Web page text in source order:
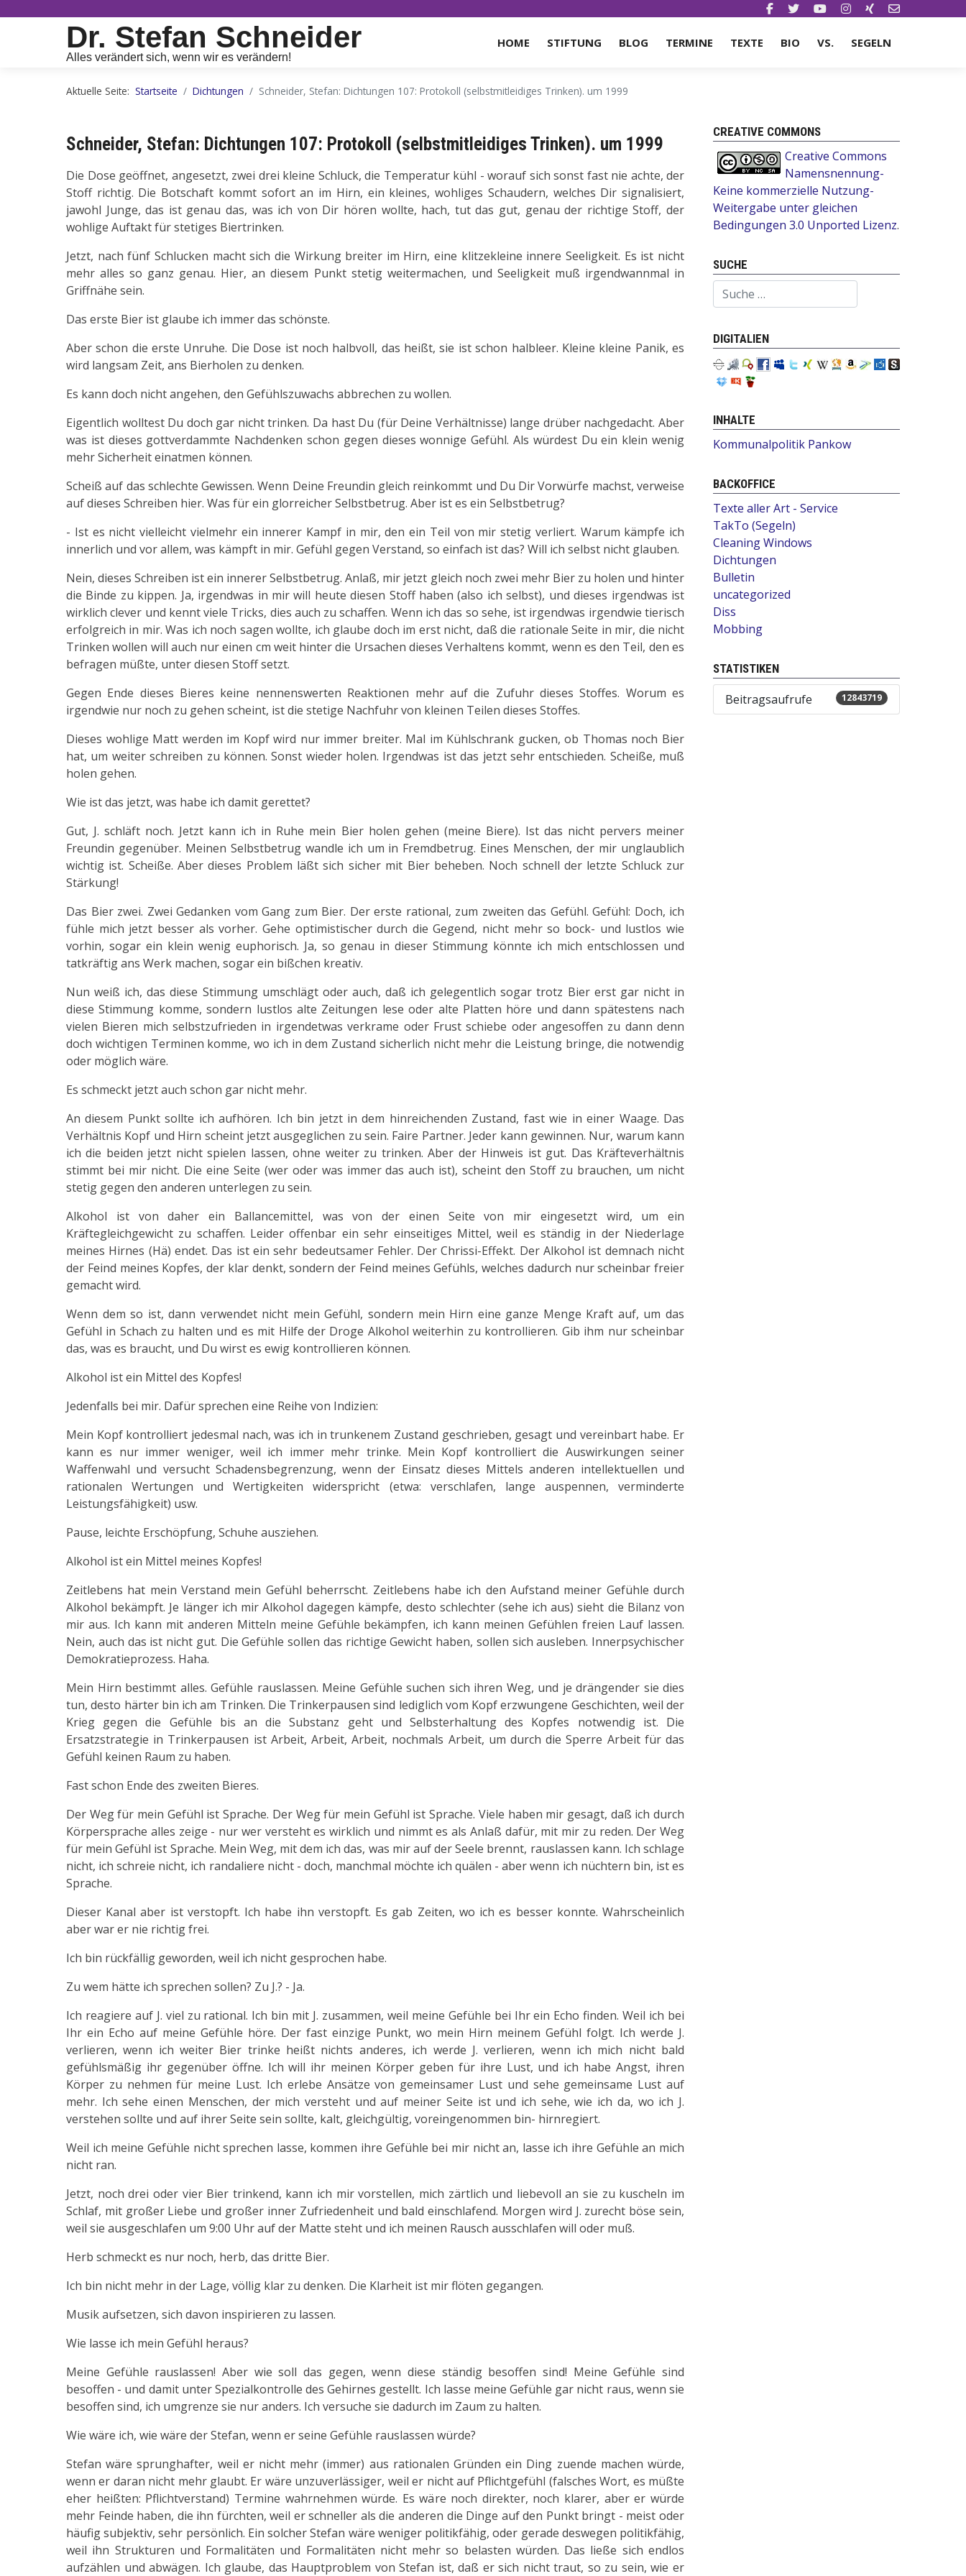
Dr. Stefan Schneider
Alles verändert sich, wenn wir es verändern!
HOME STIFTUNG BLOG TERMINE TEXTE BIO VS. SEGELN
Aktuelle Seite: Startseite Dichtungen Schneider, Stefan: Dichtungen 107: Protokoll (selbstmitleidiges Trinken). um 1999
Schneider, Stefan: Dichtungen 107: Protokoll (selbstmitleidiges Trinken). um 1999
Die Dose geöffnet, angesetzt, zwei drei kleine Schluck, die Temperatur kühl - worauf sich sonst fast nie achte, der
Stoff richtig. Die Botschaft kommt sofort an im Hirn, ein kleines, wohliges Schaudern, welches Dir signalisiert,
jawohl Junge, das ist genau das, was ich von Dir hören wollte, hach, tut das gut, genau der richtige Stoff, der
wohlige Auftakt für stetiges Biertrinken.
Jetzt, nach fünf Schlucken macht sich die Wirkung breiter im Hirn, eine klitzekleine innere Seeligkeit. Es ist nicht
mehr alles so ganz genau. Hier, an diesem Punkt stetig weitermachen, und Seeligkeit muß irgendwannmal in
Griffnähe sein.
Das erste Bier ist glaube ich immer das schönste.
Aber schon die erste Unruhe. Die Dose ist noch halbvoll, das heißt, sie ist schon halbleer. Kleine kleine Panik, es
wird langsam Zeit, ans Bierholen zu denken.
Es kann doch nicht angehen, den Gefühlszuwachs abbrechen zu wollen.
Eigentlich wolltest Du doch gar nicht trinken. Da hast Du (für Deine Verhältnisse) lange drüber nachgedacht. Aber
was ist dieses gottverdammte Nachdenken schon gegen dieses wonnige Gefühl. Als würdest Du ein klein wenig
mehr Sicherheit einatmen können.
Scheiß auf das schlechte Gewissen. Wenn Deine Freundin gleich reinkommt und Du Dir Vorwürfe machst, verweise
auf dieses Schreiben hier. Was für ein glorreicher Selbstbetrug. Aber ist es ein Selbstbetrug?
- Ist es nicht vielleicht vielmehr ein innerer Kampf in mir, den ein Teil von mir stetig verliert. Warum kämpfe ich
innerlich und vor allem, was kämpft in mir. Gefühl gegen Verstand, so einfach ist das? Will ich selbst nicht glauben.
Nein, dieses Schreiben ist ein innerer Selbstbetrug. Anlaß, mir jetzt gleich noch zwei mehr Bier zu holen und hinter
die Binde zu kippen. Ja, irgendwas in mir will heute diesen Stoff haben (also ich selbst), und dieses irgendwas ist
wirklich clever und kennt viele Tricks, dies auch zu schaffen. Wenn ich das so sehe, ist irgendwas irgendwie tierisch
erfolgreich in mir. Was ich noch sagen wollte, ich glaube doch im erst nicht, daß die rationale Seite in mir, die nicht
Trinken wollen will auch nur einen cm weit hinter die Ursachen dieses Verhaltens kommt, wenn es den Teil, den es
befragen müßte, unter diesen Stoff setzt.
Gegen Ende dieses Bieres keine nennenswerten Reaktionen mehr auf die Zufuhr dieses Stoffes. Worum es
irgendwie nur noch zu gehen scheint, ist die stetige Nachfuhr von kleinen Teilen dieses Stoffes.
Dieses wohlige Matt werden im Kopf wird nur immer breiter. Mal im Kühlschrank gucken, ob Thomas noch Bier
hat, um weiter schreiben zu können. Sonst wieder holen. Irgendwas ist das jetzt sehr entschieden. Scheiße, muß
holen gehen.
Wie ist das jetzt, was habe ich damit gerettet?
Gut, J. schläft noch. Jetzt kann ich in Ruhe mein Bier holen gehen (meine Biere). Ist das nicht pervers meiner
Freundin gegenüber. Meinen Selbstbetrug wandle ich um in Fremdbetrug. Eines Menschen, der mir unglaublich
wichtig ist. Scheiße. Aber dieses Problem läßt sich sicher mit Bier beheben. Noch schnell der letzte Schluck zur
Stärkung!
Das Bier zwei. Zwei Gedanken vom Gang zum Bier. Der erste rational, zum zweiten das Gefühl. Gefühl: Doch, ich
fühle mich jetzt besser als vorher. Gehe optimistischer durch die Gegend, nicht mehr so bock- und lustlos wie
vorhin, sogar ein klein wenig euphorisch. Ja, so genau in dieser Stimmung könnte ich mich entschlossen und
tatkräftig ans Werk machen, sogar ein bißchen kreativ.
Nun weiß ich, das diese Stimmung umschlägt oder auch, daß ich gelegentlich sogar trotz Bier erst gar nicht in
diese Stimmung komme, sondern lustlos alte Zeitungen lese oder alte Platten höre und dann spätestens nach
vielen Bieren mich selbstzufrieden in irgendetwas verkrame oder Frust schiebe oder angesoffen zu dann denn
doch wichtigen Terminen komme, wo ich in dem Zustand sicherlich nicht mehr die Leistung bringe, die notwendig
oder möglich wäre.
Es schmeckt jetzt auch schon gar nicht mehr.
An diesem Punkt sollte ich aufhören. Ich bin jetzt in dem hinreichenden Zustand, fast wie in einer Waage. Das
Verhältnis Kopf und Hirn scheint jetzt ausgeglichen zu sein. Faire Partner. Jeder kann gewinnen. Nur, warum kann
ich die beiden jetzt nicht spielen lassen, ohne weiter zu trinken. Aber der Hinweis ist gut. Das Kräfteverhältnis
stimmt bei mir nicht. Die eine Seite (wer oder was immer das auch ist), scheint den Stoff zu brauchen, um nicht
stetig gegen den anderen unterlegen zu sein.
Alkohol ist von daher ein Ballancemittel, was von der einen Seite von mir eingesetzt wird, um ein
Kräftegleichgewicht zu schaffen. Leider offenbar ein sehr einseitiges Mittel, weil es ständig in der Niederlage
meines Hirnes (Hä) endet. Das ist ein sehr bedeutsamer Fehler. Der Chrissi-Effekt. Der Alkohol ist demnach nicht
der Feind meines Kopfes, der klar denkt, sondern der Feind meines Gefühls, welches dadurch nur scheinbar freier
gemacht wird.
Wenn dem so ist, dann verwendet nicht mein Gefühl, sondern mein Hirn eine ganze Menge Kraft auf, um das
Gefühl in Schach zu halten und es mit Hilfe der Droge Alkohol weiterhin zu kontrollieren. Gib ihm nur scheinbar
das, was es braucht, und Du wirst es ewig kontrollieren können.
Alkohol ist ein Mittel des Kopfes!
Jedenfalls bei mir. Dafür sprechen eine Reihe von Indizien:
Mein Kopf kontrolliert jedesmal nach, was ich in trunkenem Zustand geschrieben, gesagt und vereinbart habe. Er
kann es nur immer weniger, weil ich immer mehr trinke. Mein Kopf kontrolliert die Auswirkungen seiner
Waffenwahl und versucht Schadensbegrenzung, wenn der Einsatz dieses Mittels anderen intellektuellen und
rationalen Wertungen und Wertigkeiten widerspricht (etwa: verschlafen, lange auspennen, verminderte
Leistungsfähigkeit) usw.
Pause, leichte Erschöpfung, Schuhe ausziehen.
Alkohol ist ein Mittel meines Kopfes!
Zeitlebens hat mein Verstand mein Gefühl beherrscht. Zeitlebens habe ich den Aufstand meiner Gefühle durch
Alkohol bekämpft. Je länger ich mir Alkohol dagegen kämpfe, desto schlechter (sehe ich aus) sieht die Bilanz von
mir aus. Ich kann mit anderen Mitteln meine Gefühle bekämpfen, ich kann meinen Gefühlen freien Lauf lassen.
Nein, auch das ist nicht gut. Die Gefühle sollen das richtige Gewicht haben, sollen sich ausleben. Innerpsychischer
Demokratieprozess. Haha.
Mein Hirn bestimmt alles. Gefühle rauslassen. Meine Gefühle suchen sich ihren Weg, und je drängender sie dies
tun, desto härter bin ich am Trinken. Die Trinkerpausen sind lediglich vom Kopf erzwungene Geschichten, weil der
Krieg gegen die Gefühle bis an die Substanz geht und Selbsterhaltung des Kopfes notwendig ist. Die
Ersatzstrategie in Trinkerpausen ist Arbeit, Arbeit, Arbeit, nochmals Arbeit, um durch die Sperre Arbeit für das
Gefühl keinen Raum zu haben.
Fast schon Ende des zweiten Bieres.
Der Weg für mein Gefühl ist Sprache. Der Weg für mein Gefühl ist Sprache. Viele haben mir gesagt, daß ich durch
Körpersprache alles zeige - nur wer versteht es wirklich und nimmt es als Anlaß dafür, mit mir zu reden. Der Weg
für mein Gefühl ist Sprache. Mein Weg, mit dem ich das, was mir auf der Seele brennt, rauslassen kann. Ich schlage
nicht, ich schreie nicht, ich randaliere nicht - doch, manchmal möchte ich quälen - aber wenn ich nüchtern bin, ist es
Sprache.
Dieser Kanal aber ist verstopft. Ich habe ihn verstopft. Es gab Zeiten, wo ich es besser konnte. Wahrscheinlich
aber war er nie richtig frei.
Ich bin rückfällig geworden, weil ich nicht gesprochen habe.
Zu wem hätte ich sprechen sollen? Zu J.? - Ja.
Ich reagiere auf J. viel zu rational. Ich bin mit J. zusammen, weil meine Gefühle bei Ihr ein Echo finden. Weil ich bei
Ihr ein Echo auf meine Gefühle höre. Der fast einzige Punkt, wo mein Hirn meinem Gefühl folgt. Ich werde J.
verlieren, wenn ich weiter Bier trinke heißt nichts anderes, ich werde J. verlieren, wenn ich mich nicht bald
gefühlsmäßig ihr gegenüber öffne. Ich will ihr meinen Körper geben für ihre Lust, und ich habe Angst, ihren
Körper zu nehmen für meine Lust. Ich erlebe Ansätze von gemeinsamer Lust und sehe gemeinsame Lust auf
mehr. Ich sehe einen Menschen, der mich versteht und auf meiner Seite ist und ich sehe, wie ich da, wo ich J.
verstehen sollte und auf ihrer Seite sein sollte, kalt, gleichgültig, voreingenommen bin- hirnregiert.
Weil ich meine Gefühle nicht sprechen lasse, kommen ihre Gefühle bei mir nicht an, lasse ich ihre Gefühle an mich
nicht ran.
Jetzt, noch drei oder vier Bier trinkend, kann ich mir vorstellen, mich zärtlich und liebevoll an sie zu kuscheln im
Schlaf, mit großer Liebe und großer inner Zufriedenheit und bald einschlafend. Morgen wird J. zurecht böse sein,
weil sie ausgeschlafen um 9:00 Uhr auf der Matte steht und ich meinen Rausch ausschlafen will oder muß.
Herb schmeckt es nur noch, herb, das dritte Bier.
Ich bin nicht mehr in der Lage, völlig klar zu denken. Die Klarheit ist mir flöten gegangen.
Musik aufsetzen, sich davon inspirieren zu lassen.
Wie lasse ich mein Gefühl heraus?
Meine Gefühle rauslassen! Aber wie soll das gegen, wenn diese ständig besoffen sind! Meine Gefühle sind
besoffen - und damit unter Spezialkontrolle des Gehirnes gestellt. Ich lasse meine Gefühle gar nicht raus, wenn sie
besoffen sind, ich umgrenze sie nur anders. Ich versuche sie dadurch im Zaum zu halten.
Wie wäre ich, wie wäre der Stefan, wenn er seine Gefühle rauslassen würde?
Stefan wäre sprunghafter, weil er nicht mehr (immer) aus rationalen Gründen ein Ding zuende machen würde,
wenn er daran nicht mehr glaubt. Er wäre unzuverlässiger, weil er nicht auf Pflichtgefühl (falsches Wort, es müßte
eher heißten: Pflichtverstand) Termine wahrnehmen würde. Es wäre noch direkter, noch klarer, aber er würde
mehr Feinde haben, die ihn fürchten, weil er schneller als die anderen die Dinge auf den Punkt bringt - meist oder
häufig subjektiv, sehr persönlich. Ein solcher Stefan wäre weniger politikfähig, oder gerade deswegen politikfähig,
weil ihn Strukturen und Formalitäten und Formalitäten nicht mehr so belasten würden. Das ließe sich endlos
aufzählen und abwägen. Ich glaube, das Hauptproblem von Stefan ist, daß er sich nicht traut, so zu sein, wie er
CREATIVE COMMONS
Creative Commons
Namensnennung-
Keine kommerzielle Nutzung-
Weitergabe unter gleichen
Bedingungen 3.0 Unported Lizenz.
SUCHE
Suchen
DIGITALIEN
INHALTE
Kommunalpolitik Pankow
BACKOFFICE
Texte aller Art - Service
TakTo (Segeln)
Cleaning Windows
Dichtungen
Bulletin
uncategorized
Diss
Mobbing
STATISTIKEN
Beitragsaufrufe 12843719